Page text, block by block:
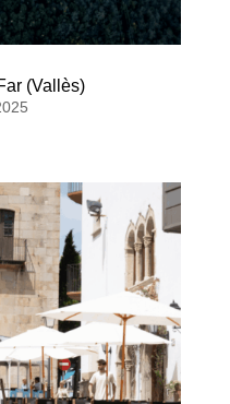
(Vallès)